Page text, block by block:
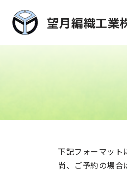
コ
望月編織工業
下記フォーマット
尚、ご予約の場合